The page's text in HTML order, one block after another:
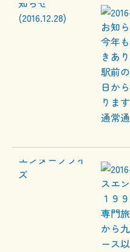
お知
今年
きあ
駅前
日か
りま
通常
スエ
１９
専門
から
ース